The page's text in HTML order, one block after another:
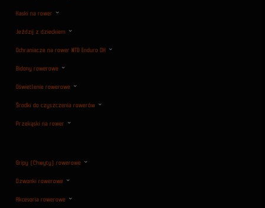
Kaski na rower
Jeździj z dzieckiem
Ochraniacze na rower MTB Enduro DH
Bidony rowerowe
Oświetlenie rowerowe
Środki do czyszczenia rowerów
Przekąski na rower
Gripy (Chwyty) rowerowe
Dzwonki rowerowe
Akcesoria rowerowe